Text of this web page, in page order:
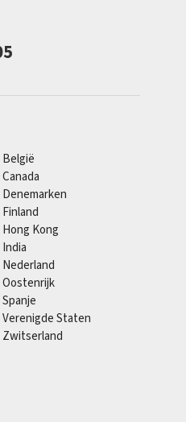
België
Canada
Denemarken
Finland
Hong Kong
India
Nederland
Oostenrijk
Spanje
Verenigde Staten
Zwitserland